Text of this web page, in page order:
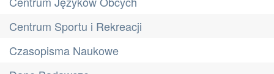
Centrum Sportu i Rekreacji
Czasopisma Naukowe